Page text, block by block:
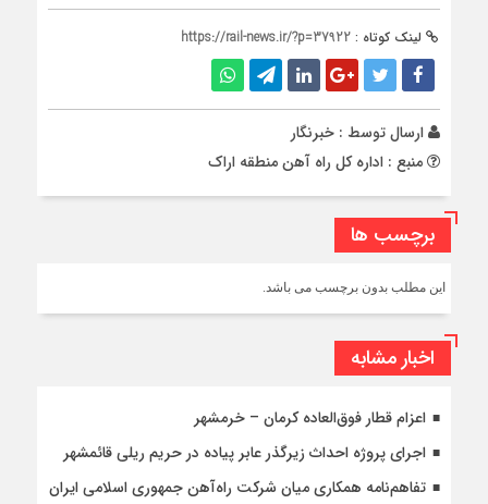
لینک کوتاه : https://rail-news.ir/?p=37922
ارسال توسط : خبرنگار
منبع : اداره کل راه آهن منطقه اراک
برچسب ها
این مطلب بدون برچسب می باشد.
اخبار مشابه
اعزام قطار فوق‌العاده کرمان – خرمشهر
اجرای پروژه احداث زیرگذر عابر پیاده در حریم ریلی قائمشهر
تفاهم‌نامه همکاری میان شرکت راه‌آهن جمهوری اسلامی ایران